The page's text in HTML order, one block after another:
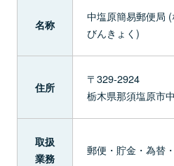
名称
中塩原簡易郵便局
びんきょく)
住所
〒329-2924
栃木県那須塩原市
取扱
業務
郵便・貯金・為替